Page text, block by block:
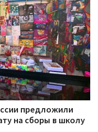
предложили
на сборы в школу